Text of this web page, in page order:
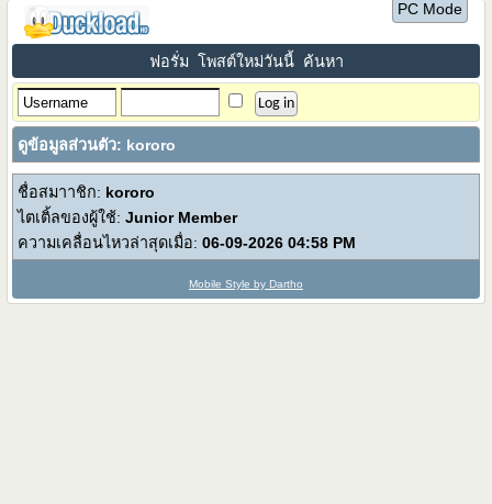
PC Mode
ฟอรั่ม โพสต์ใหม่วันนี้ ค้นหา
ดูข้อมูลส่วนตัว: kororo
ชื่อสมาาชิก: kororo
ไตเติ้ลของผู้ใช้:Junior Member
ความเคลื่อนไหวล่าสุดเมื่อ: 06-09-202604:58 PM
Mobile Style by Dartho